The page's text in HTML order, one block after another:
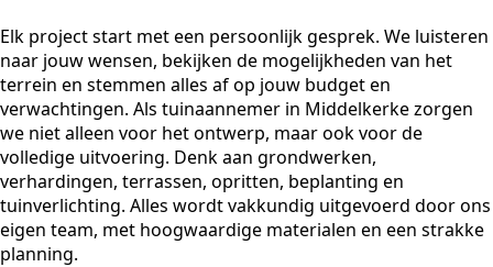
Elk project start met een persoonlijk gesprek. We luisteren
naar jouw wensen, bekijken de mogelijkheden van het
terrein en stemmen alles af op jouw budget en
verwachtingen. Als tuinaannemer in Middelkerke zorgen
we niet alleen voor het ontwerp, maar ook voor de
volledige uitvoering. Denk aan grondwerken,
verhardingen, terrassen, opritten, beplanting en
tuinverlichting. Alles wordt vakkundig uitgevoerd door ons
eigen team, met hoogwaardige materialen en een strakke
planning.